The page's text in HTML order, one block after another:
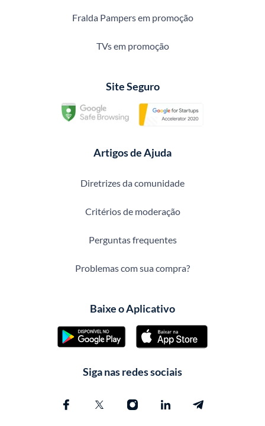
Fralda Pampers em promoção
TVs em promoção
Site Seguro
Artigos de Ajuda
Diretrizes da comunidade
Critérios de moderação
Perguntas frequentes
Problemas com sua compra?
Baixe o Aplicativo
Siga nas redes sociais